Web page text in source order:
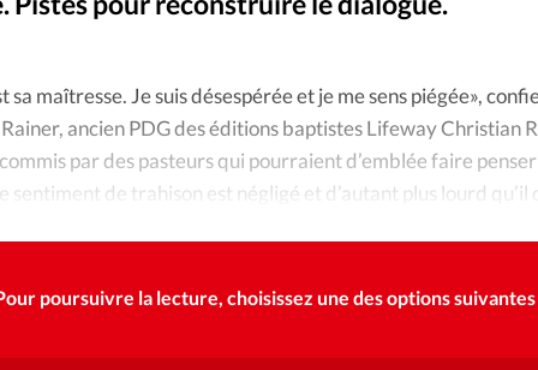
La
Mon
sa maîtresse. Je suis désespérée et je me sens piégée»,
ancien PDG des éditions baptistes Lifeway Christian
par des pasteurs qui pourraient d’emblée faire penser
sentiment de trahison est négligé et d’autant plus lourd qu’il
poursuivre la lecture, choisissez une des options suivantes